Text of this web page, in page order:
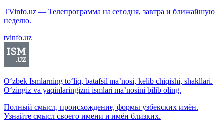
TVinfo.uz — Телепрограмма на сегодня, завтра и ближайшую
неделю.
tvinfo.uz
O‘zbek Ismlarning to‘liq, batafsil ma’nosi, kelib chiqishi, shakllari.
O‘zingiz va yaqinlaringizni ismlari ma’nosini bilib oling.
Полный смысл, происхождение, формы узбекских имён.
Узнайте смысл своего имени и имён близких.